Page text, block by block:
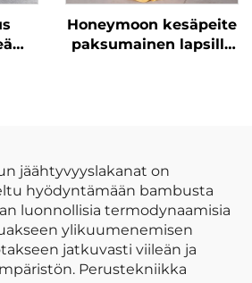
Honeymoon kesäpeite
paksumainen lapsille
rypyllyllä
jäähtyvyyslakanat on
hyödyntämään bambusta
luonnollisia termodynaamisia
ylikuumenemisen
jatkuvasti viileän ja
Perustekniikka